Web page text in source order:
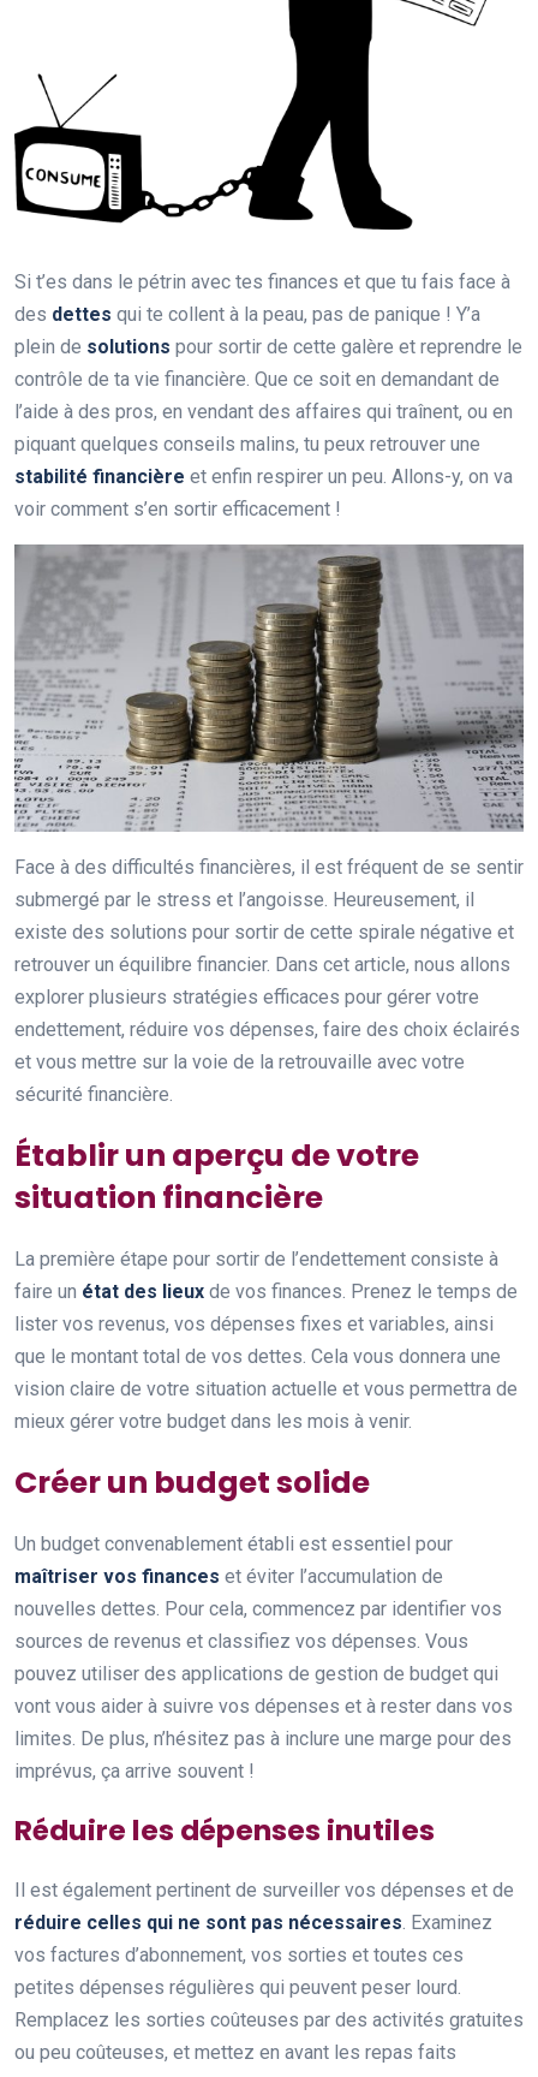
Si t’es dans le pétrin avec tes finances et que tu fais face à
des dettes qui te collent à la peau, pas de panique ! Y’a
plein de solutions pour sortir de cette galère et reprendre le
contrôle de ta vie financière. Que ce soit en demandant de
l’aide à des pros, en vendant des affaires qui traînent, ou en
piquant quelques conseils malins, tu peux retrouver une
stabilité financière et enfin respirer un peu. Allons-y, on va
voir comment s’en sortir efficacement !
Face à des difficultés financières, il est fréquent de se sentir
submergé par le stress et l’angoisse. Heureusement, il
existe des solutions pour sortir de cette spirale négative et
retrouver un équilibre financier. Dans cet article, nous allons
explorer plusieurs stratégies efficaces pour gérer votre
endettement, réduire vos dépenses, faire des choix éclairés
et vous mettre sur la voie de la retrouvaille avec votre
sécurité financière.
Établir un aperçu de votre
situation financière
La première étape pour sortir de l’endettement consiste à
faire un état des lieux de vos finances. Prenez le temps de
lister vos revenus, vos dépenses fixes et variables, ainsi
que le montant total de vos dettes. Cela vous donnera une
vision claire de votre situation actuelle et vous permettra de
mieux gérer votre budget dans les mois à venir.
Créer un budget solide
Un budget convenablement établi est essentiel pour
maîtriser vos finances et éviter l’accumulation de
nouvelles dettes. Pour cela, commencez par identifier vos
sources de revenus et classifiez vos dépenses. Vous
pouvez utiliser des applications de gestion de budget qui
vont vous aider à suivre vos dépenses et à rester dans vos
limites. De plus, n’hésitez pas à inclure une marge pour des
imprévus, ça arrive souvent !
Réduire les dépenses inutiles
Il est également pertinent de surveiller vos dépenses et de
réduire celles qui ne sont pas nécessaires . Examinez
vos factures d’abonnement, vos sorties et toutes ces
petites dépenses régulières qui peuvent peser lourd.
Remplacez les sorties coûteuses par des activités gratuites
ou peu coûteuses, et mettez en avant les repas faits